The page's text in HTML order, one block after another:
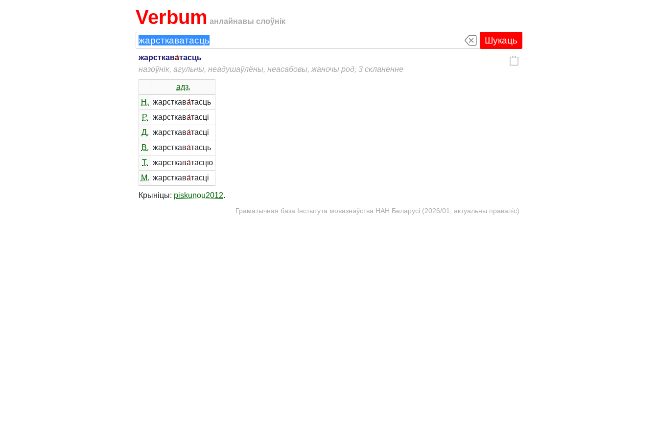
Verbum анлайнавы слоўнік
Шукаць
жарсткава́тасць
назоўнік, агульны, неадушаўлёны, неасабовы, жаночы род, 3 скланенне
адз.
Н. жарсткава́тасць
Р.
жарсткава́тасці
Д. жарсткава́тасці
В. жарсткава́тасць
Т.
жарсткава́тасцю
М. жарсткава́тасці
Крыніцы: piskunou2012.
Граматычная база Інстытута мовазнаўства НАН Беларусі (2026/01, актуальны правапіс)